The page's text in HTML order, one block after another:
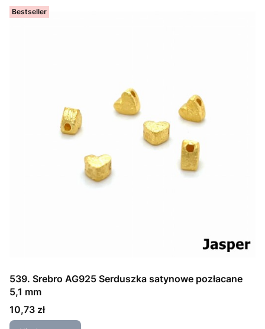
Bestseller
539. Srebro AG925 Serduszka satynowe pozłacane
5,1 mm
Cena
10,73 zł